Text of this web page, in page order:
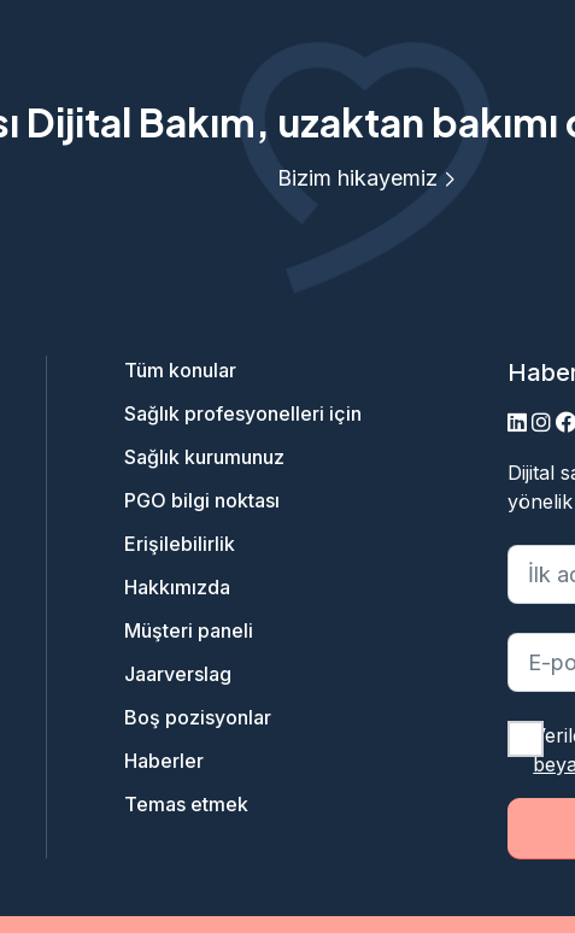
Dijital Bakım, uzaktan bakımı
Bizim hikayemiz
Tüm konular
Sağlık profesyonelleri için
Sağlık kurumunuz
PGO bilgi noktası
Erişilebilirlik
Hakkımızda
Müşteri paneli
Jaarverslag
Boş pozisyonlar
Haberler
Temas etmek
Dijital
"*"